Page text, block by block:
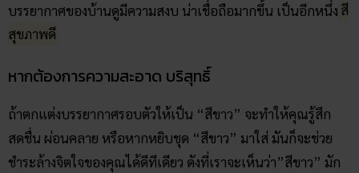
บรรยากาศของบ้านดูมีความสงบ น่าเชื่อถือมากขึ้น เป็นอีกหนึ่ง สี
สุขภาพดี
หากต้องการความสะอาด บริสุทธิ์
ถ้าตกแต่งบรรยากาศรอบตัวให้เป็น “สีขาว” จะทำให้คุณรู้สึก
สดชื่น ผ่อนคลาย หรือหากหยิบชุด “สีขาว” มาใส่ มันก็จะช่วย
ชำระล้างจิตใจของคุณได้ดีทีเดียว ดังที่เราจะเห็นว่า”สีขาว” มัก